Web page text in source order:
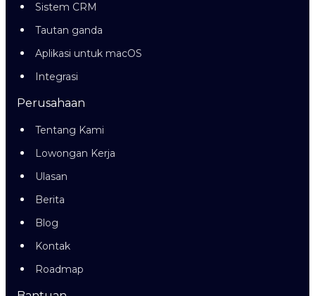
Sistem CRM
Tautan ganda
Aplikasi untuk macOS
Integrasi
Perusahaan
Tentang Kami
Lowongan Kerja
Ulasan
Berita
Blog
Kontak
Roadmap